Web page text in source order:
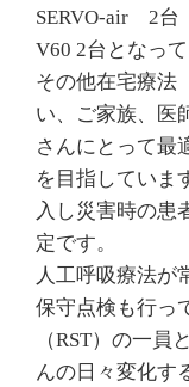
SERVO-air 2
V60 2台となって
その他在宅療法
い、ご家族、医
さんにとって最
を目指していま
入し災害時の患
定です。
人工呼吸療法が
保守点検も行っ
（RST）の一
んの日々変化す